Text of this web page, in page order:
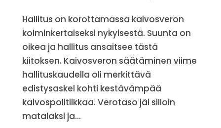
Hallitus on korottamassa kaivosveron
kolminkertaiseksi nykyisestä. Suunta on
oikea ja hallitus ansaitsee tästä
kiitoksen. Kaivosveron säätäminen viime
hallituskaudella oli merkittävä
edistysaskel kohti kestävämpää
kaivospolitiikkaa. Verotaso jäi silloin
matalaksi ja...